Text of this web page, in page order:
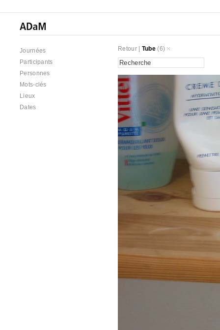
Journées
Participants
Personnes
Mots-clés
Lieux
Dates
Retour| Tube(6)